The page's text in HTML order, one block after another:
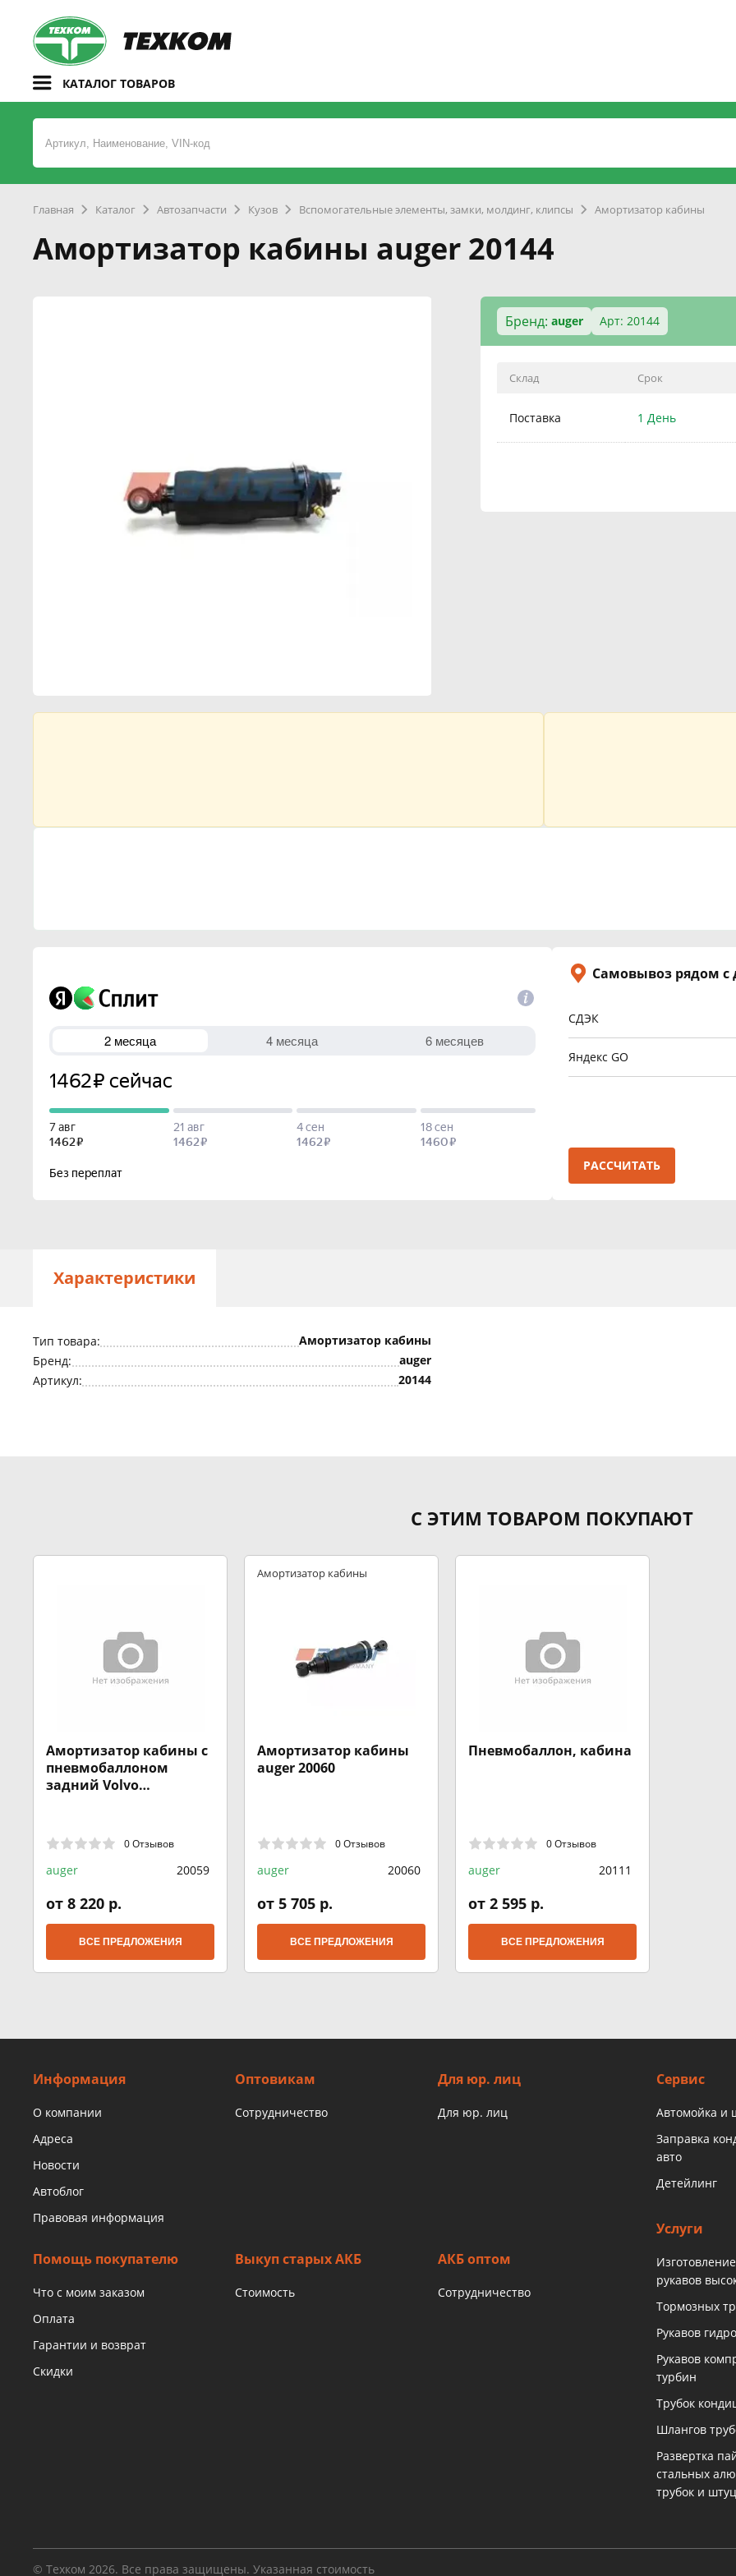
КАТАЛОГ ТОВАРОВ
Главная Каталог Автозапчасти Кузов Вспомогательные элементы, замки, молдинг, клипсы Амортизатор кабины
Амортизатор кабины auger 20144
Бренд: auger Арт: 20144
Склад Срок
Поставка 1 День
Самовывоз рядом
СДЭК
Яндекс GO
РАССЧИТАТЬ
Характеристики
Тип товара:
Амортизатор кабины
Бренд:
auger
Артикул:
20144
С ЭТИМ ТОВАРОМ ПОКУПАЮТ
Амортизатор кабины с
пневмобаллоном
задний Volvo
0 Отзывов
auger 20059
от 8 220 р.
ВСЕ ПРЕДЛОЖЕНИЯ
Амортизатор кабины
Амортизатор кабины
auger 20060
0 Отзывов
auger 20060
от 5 705 р.
ВСЕ ПРЕДЛОЖЕНИЯ
Пневмобаллон, кабина
0 Отзывов
auger 20111
от 2 595 р.
ВСЕ ПРЕДЛОЖЕНИЯ
Информация
О компании
Адреса
Новости
Автоблог
Правовая информация
Оптовикам
Сотрудничество
Для юр. лиц
Для юр. лиц
Помощь покупателю
Что с моим заказом
Оплата
Гарантии и возврат
Скидки
Выкуп старых АКБ
Стоимость
АКБ оптом
Сотрудничество
Сервис
Автомойка и
Заправка
авто
Детейлинг
Услуги
рукавов
Тормозных
Рукавов
Рукавов
турбин
Трубок
Шлангов
Развертка
стальных
трубок и
© Техком 2026. Все права защищены. Указанная стоимость